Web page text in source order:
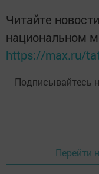
Читайте
национальном
https://max.ru/
Подписывайтесь
Перейти